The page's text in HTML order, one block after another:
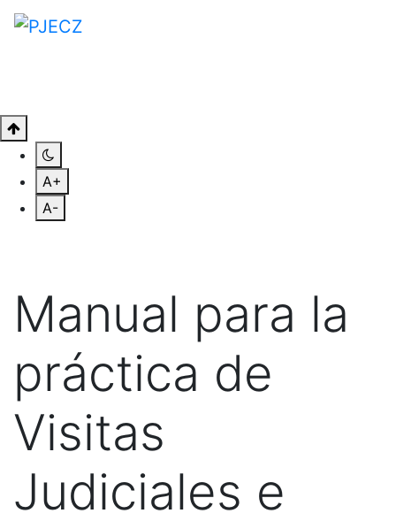
A+
A-
Manual para la
práctica de
Visitas
Judiciales e